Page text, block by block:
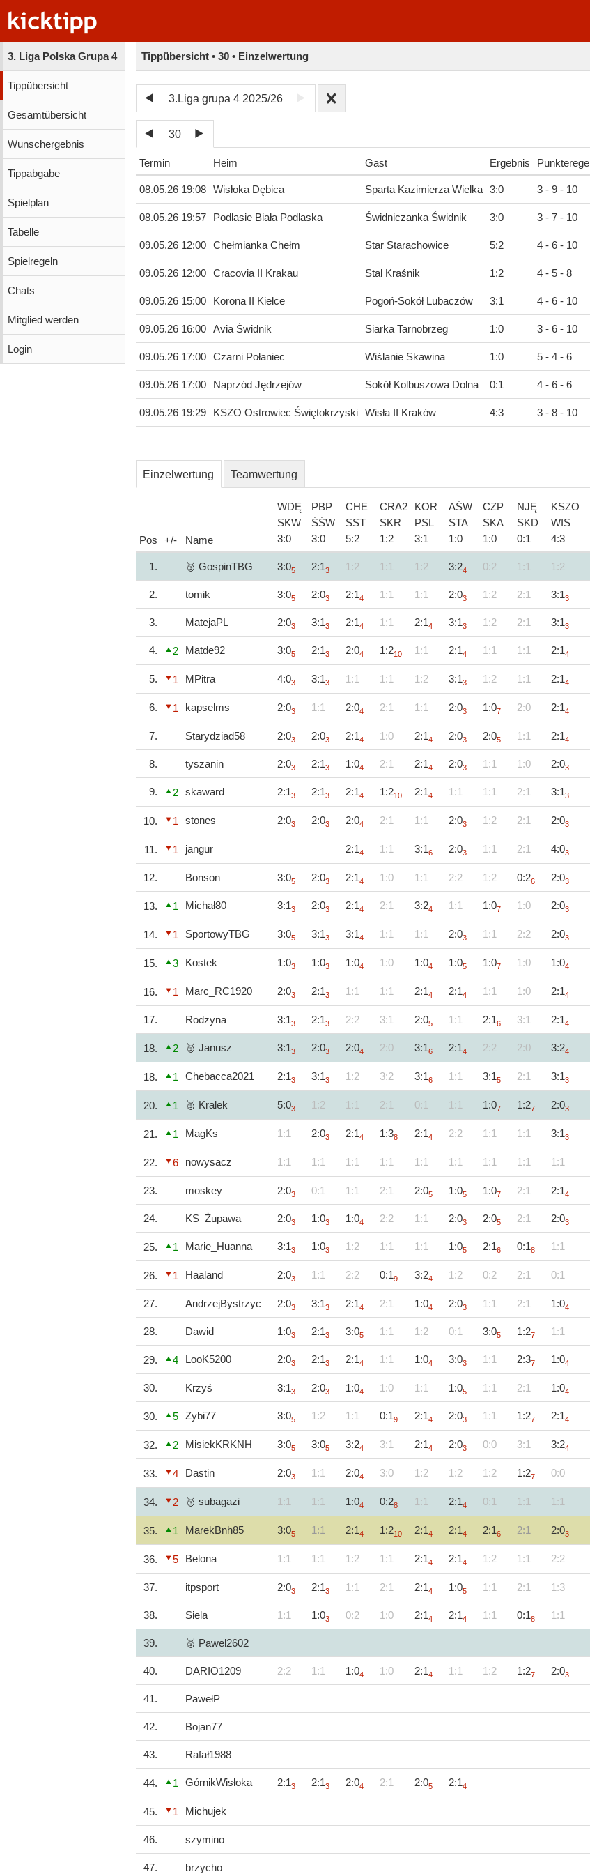
3. Liga Polska Grupa 4
Tippübersicht
Gesamtübersicht
Wunschergebnis
Tippabgabe
Spielplan
Tabelle
Spielregeln
Chats
Mitglied werden
Login
Tippübersicht • 30 • Einzelwertung
3.Liga grupa 4 2025/26
30
Termin Heim Gast Ergebnis Punkteregel
08.05.26 19:08 Wisłoka Dębica Sparta Kazimierza Wielka 3:0 3 - 9 - 10
08.05.26 19:57 Podlasie Biała Podlaska Świdniczanka Świdnik 3:0 3 - 7 - 10
09.05.26 12:00 Chełmianka Chełm Star Starachowice 5:2 4 - 6 - 10
09.05.26 12:00 Cracovia II Krakau Stal Kraśnik 1:2 4 - 5 - 8
09.05.26 15:00 Korona II Kielce Pogoń-Sokół Lubaczów 3:1 4 - 6 - 10
09.05.26 16:00 Avia Świdnik Siarka Tarnobrzeg 1:0 3 - 6 - 10
09.05.26 17:00 Czarni Połaniec Wiślanie Skawina 1:0 5 - 4 - 6
09.05.26 17:00 Naprzód Jędrzejów Sokół Kolbuszowa Dolna 0:1 4 - 6 - 6
09.05.26 19:29 KSZO Ostrowiec Świętokrzyski Wisła II Kraków 4:3 3 - 8 - 10
Einzelwertung Teamwertung
Pos +/- Name
WDĘ
SKW
3:0
PBP
ŚŚW
3:0
CHE
SST
5:2
CRA2
SKR
1:2
KOR
PSL
3:1
AŚW
STA
1:0
CZP
SKA
1:0
NJĘ
SKD
0:1
KSZO
WIS
4:3
1. 🥉 GospinTBG 3:05 2:1 3 1:2 1:1 1:2 3:24 0:2 1:1 1:2
2. tomik 3:05 2:03 2:14 1:1 1:1 2:03 1:2 2:1 3:13
3. MatejaPL 2:03 3:13 2:14 1:1 2:14 3:13 1:2 2:1 3:13
4. 2 Matde92 3:05 2:13 2:04 1:210 1:1 2:14 1:1 1:1 2:14
5. 1 MPitra 4:03 3:13 1:1 1:1 1:2 3:13 1:2 1:1 2:14
6. 1 kapselms 2:03 1:1 2:04 2:1 1:1 2:03 1:07 2:0 2:14
7. Starydziad58 2:03 2:03 2:14 1:0 2:14 2:03 2:05 1:1 2:14
8. tyszanin 2:03 2:13 1:04 2:1 2:14 2:03 1:1 1:0 2:03
9. 2 skaward 2:13 2:13 2:14 1:210 2:14 1:1 1:1 2:1 3:13
10. 1 stones 2:03 2:03 2:04 2:1 1:1 2:03 1:2 2:1 2:03
11. 1 jangur 2:14 1:1 3:16 2:03 1:1 2:1 4:03
12. Bonson 3:05 2:03 2:14 1:0 1:1 2:2 1:2 0:26 2:03
13. 1 Michał80 3:13 2:03 2:14 2:1 3:24 1:1 1:07 1:0 2:03
14. 1 SportowyTBG 3:05 3:13 3:14 1:1 1:1 2:03 1:1 2:2 2:03
15. 3 Kostek 1:03 1:03 1:04 1:0 1:04 1:05 1:07 1:0 1:04
16. 1 Marc_RC1920 2:03 2:13 1:1 1:1 2:14 2:14 1:1 1:0 2:14
17. Rodzyna 3:13 2:13 2:2 3:1 2:05 1:1 2:16 3:1 2:14
18. 2 🥉 Janusz 3:1 3 2:03 2:04 2:0 3:1 6 2:1 4 2:2 2:0 3:24
18. 1 Chebacca2021 2:13 3:13 1:2 3:2 3:16 1:1 3:15 2:1 3:13
20. 1 🥉 Kralek 5:03 1:2 1:1 2:1 0:1 1:1 1:07 1:27 2:03
21. 1 MagKs 1:1 2:03 2:14 1:38 2:14 2:2 1:1 1:1 3:13
22. 6 nowysacz 1:1 1:1 1:1 1:1 1:1 1:1 1:1 1:1 1:1
23. moskey 2:03 0:1 1:1 2:1 2:05 1:05 1:07 2:1 2:14
24. KS_Żupawa 2:03 1:03 1:04 2:2 1:1 2:03 2:05 2:1 2:03
25. 1 Marie_Huanna 3:13 1:03 1:2 1:1 1:1 1:05 2:16 0:18 1:1
26. 1 Haaland 2:03 1:1 2:2 0:19 3:24 1:2 0:2 2:1 0:1
27. AndrzejBystrzyc 2:03 3:13 2:14 2:1 1:04 2:03 1:1 2:1 1:04
28. Dawid 1:03 2:13 3:05 1:1 1:2 0:1 3:05 1:27 1:1
29. 4 LooK5200 2:03 2:13 2:14 1:1 1:04 3:03 1:1 2:37 1:04
30. Krzyś 3:13 2:03 1:04 1:0 1:1 1:05 1:1 2:1 1:04
30. 5 Zybi77 3:05 1:2 1:1 0:19 2:14 2:03 1:1 1:27 2:14
32. 2 MisiekKRKNH 3:05 3:05 3:24 3:1 2:14 2:03 0:0 3:1 3:24
33. 4 Dastin 2:03 1:1 2:04 3:0 1:2 1:2 1:2 1:27 0:0
34. 2 🥉 subagazi 1:1 1:1 1:04 0:28 1:1 2:1 4 0:1 1:1 1:1
35. 1 MarekBnh85 3:05 1:1 2:1 4 1:210 2:1 4 2:1 4 2:1 6 2:1 2:03
36. 5 Belona 1:1 1:1 1:2 1:1 2:14 2:14 1:2 1:1 2:2
37. itpsport 2:03 2:13 1:1 2:1 2:14 1:05 1:1 2:1 1:3
38. Siela 1:1 1:03 0:2 1:0 2:14 2:14 1:1 0:18 1:1
39. 🥉 Pawel2602
40. DARIO1209 2:2 1:1 1:04 1:0 2:14 1:1 1:2 1:27 2:03
41. PawełP
42. Bojan77
43. Rafał1988
44. 1 GórnikWisłoka 2:13 2:13 2:04 2:1 2:05 2:14
45. 1 Michujek
46. szymino
47. brzycho